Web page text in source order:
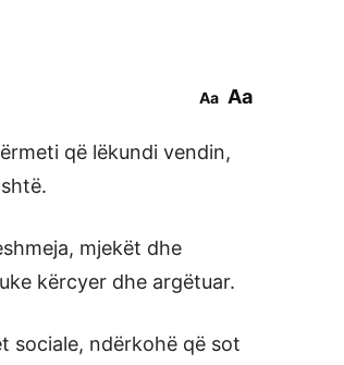
Aa Aa
që lëkundi vendin,
mjekët dhe
kërcyer dhe argëtuar.
sociale, ndërkohë që sot